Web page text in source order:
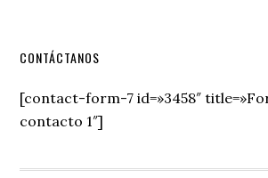
Secondary
Sidebar
CONTÁCTANOS
[contact-form-7 id=»3458″
contacto 1″]